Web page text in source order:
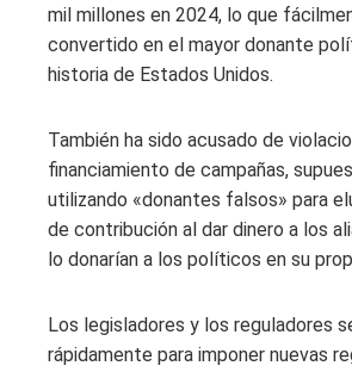
mil millones en 2024, lo que
convertido en el mayor donante
historia de Estados Unidos.
También ha sido acusado de
financiamiento de campañas,
utilizando «donantes falsos» para
de contribución al dar dinero a los
lo donarían a los políticos en su
Los legisladores y los reguladores
rápidamente para imponer nuevas